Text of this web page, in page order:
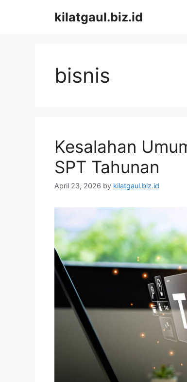
kilatgaul.biz.id
bisnis
Kesalahan
SPT Tahunan
April 23, 2026 by kilatgaul.biz.id